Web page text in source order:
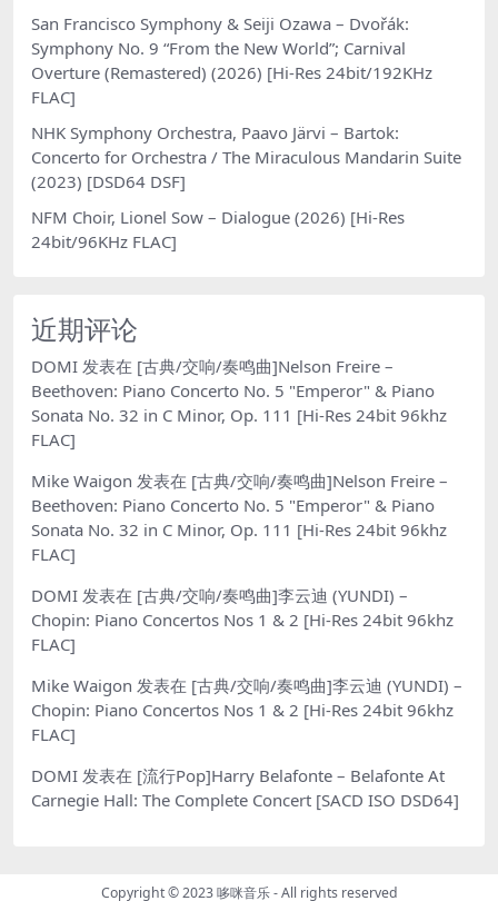
San Francisco Symphony & Seiji Ozawa – Dvořák:
Symphony No. 9 “From the New World”; Carnival
Overture (Remastered) (2026) [Hi-Res 24bit/192KHz
FLAC]
NHK Symphony Orchestra, Paavo Järvi – Bartok:
Concerto for Orchestra / The Miraculous Mandarin Suite
(2023) [DSD64 DSF]
NFM Choir, Lionel Sow – Dialogue (2026) [Hi-Res
24bit/96KHz FLAC]
近期评论
DOMI 发表在 [古典/交响/奏鸣曲]Nelson Freire –
Beethoven: Piano Concerto No. 5 "Emperor" & Piano
Sonata No. 32 in C Minor, Op. 111 [Hi-Res 24bit 96khz
FLAC]
Mike Waigon 发表在 [古典/交响/奏鸣曲]Nelson Freire –
Beethoven: Piano Concerto No. 5 "Emperor" & Piano
Sonata No. 32 in C Minor, Op. 111 [Hi-Res 24bit 96khz
FLAC]
DOMI 发表在 [古典/交响/奏鸣曲]李云迪 (YUNDI) –
Chopin: Piano Concertos Nos 1 & 2 [Hi-Res 24bit 96khz
FLAC]
Mike Waigon 发表在 [古典/交响/奏鸣曲]李云迪 (YUNDI) –
Chopin: Piano Concertos Nos 1 & 2 [Hi-Res 24bit 96khz
FLAC]
DOMI 发表在 [流行Pop]Harry Belafonte – Belafonte At
Carnegie Hall: The Complete Concert [SACD ISO DSD64]
Copyright © 2023哆咪音乐- All rights reserved